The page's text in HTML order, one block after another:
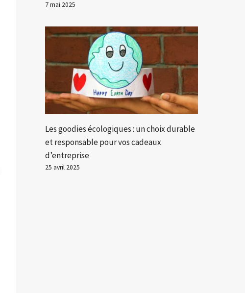
7 mai 2025
Les goodies écologiques : un choix durable
et responsable pour vos cadeaux
d’entreprise
25 avril 2025